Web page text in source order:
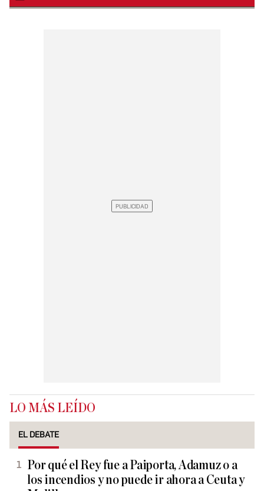
LO MÁS LEÍDO
EL DEBATE
Por qué el Rey fue a Paiporta, Adamuz o a
los incendios y no puede ir ahora a Ceuta y